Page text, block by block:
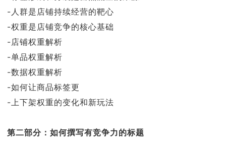
-人群是店铺持续经营的靶心
-权重是店铺竞争的核心基础
-店铺权重解析
-单品权重解析
-数据权重解析
-如何让商品标签更
-上下架权重的变化和新玩法
第二部分：如何撰写有竞争力的标题